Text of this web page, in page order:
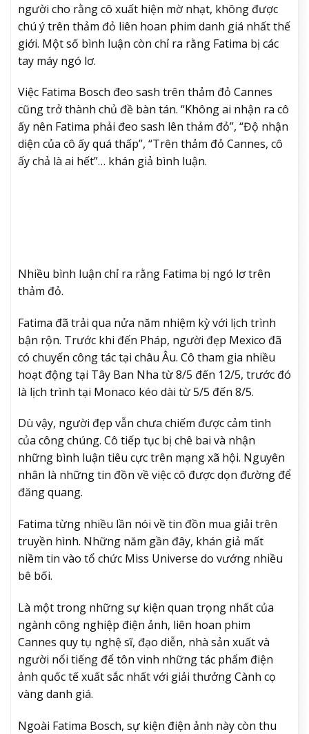
người cho rằng cô xuất hiện mờ nhạt, không được
chú ý trên thảm đỏ liên hoan phim danh giá nhất thế
giới. Một số bình luận còn chỉ ra rằng Fatima bị các
tay máy ngó lơ.
Việc Fatima Bosch đeo sash trên thảm đỏ Cannes
cũng trở thành chủ đề bàn tán. “Không ai nhận ra cô
ấy nên Fatima phải đeo sash lên thảm đỏ”, “Độ nhận
diện của cô ấy quá thấp”, “Trên thảm đỏ Cannes, cô
ấy chả là ai hết”… khán giả bình luận.
Nhiều bình luận chỉ ra rằng Fatima bị ngó lơ trên
thảm đỏ.
Fatima đã trải qua nửa năm nhiệm kỳ với lịch trình
bận rộn. Trước khi đến Pháp, người đẹp Mexico đã
có chuyến công tác tại châu Âu. Cô tham gia nhiều
hoạt động tại Tây Ban Nha từ 8/5 đến 12/5, trước đó
là lịch trình tại Monaco kéo dài từ 5/5 đến 8/5.
Dù vậy, người đẹp vẫn chưa chiếm được cảm tình
của công chúng. Cô tiếp tục bị chê bai và nhận
những bình luận tiêu cực trên mạng xã hội. Nguyên
nhân là những tin đồn về việc cô được dọn đường để
đăng quang.
Fatima từng nhiều lần nói về tin đồn mua giải trên
truyền hình. Những năm gần đây, khán giả mất
niềm tin vào tổ chức Miss Universe do vướng nhiều
bê bối.
Là một trong những sự kiện quan trọng nhất của
ngành công nghiệp điện ảnh, liên hoan phim
Cannes quy tụ nghệ sĩ, đạo diễn, nhà sản xuất và
người nổi tiếng để tôn vinh những tác phẩm điện
ảnh quốc tế xuất sắc nhất với giải thưởng Cành cọ
vàng danh giá.
Ngoài Fatima Bosch, sự kiện điện ảnh này còn thu